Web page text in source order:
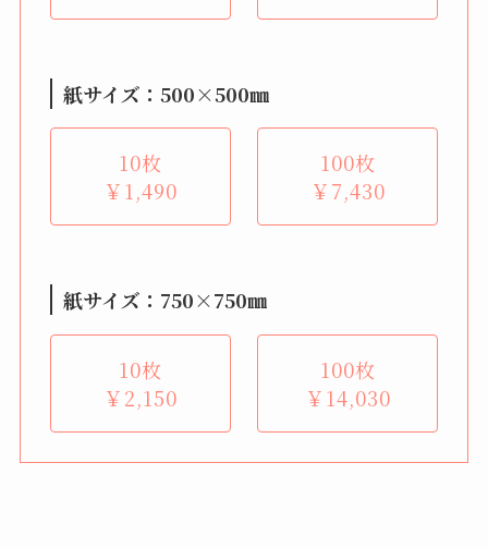
紙サイズ：500×500㎜
10枚
￥1,490
100枚
￥7,430
紙サイズ：750×750㎜
10枚
￥2,150
100枚
￥14,030